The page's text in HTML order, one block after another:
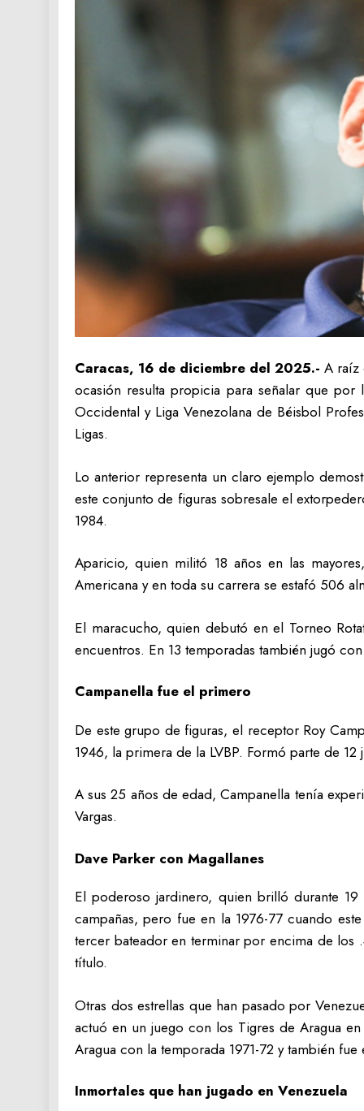
Caracas, 16 de diciembre del 2025.-A raíz
ocasión resulta propicia para señalar que
Occidental y Liga Venezolana de Béisbol
Ligas.
Lo anterior representa un claro ejemplo
este conjunto de figuras sobresale el
1984.
Aparicio, quien militó 18 años en las
Americana y en toda su carrera se estafó 506
El maracucho, quien debutó en el Torneo
encuentros. En 13 temporadas también jugó
Campanella fue el primero
De este grupo de figuras, el receptor Roy
1946, la primera de la LVBP. Formó parte de
A sus 25 años de edad, Campanella tenía
Vargas.
Dave Parker con Magallanes
El poderoso jardinero, quien brilló durante 19
campañas, pero fue en la 1976-77 cuando
tercer bateador en terminar por encima de los
título.
Otras dos estrellas que han pasado por
actuó en un juego con los Tigres de Aragua
Aragua con la temporada 1971-72 y también
Inmortales que han jugado en Venezuela